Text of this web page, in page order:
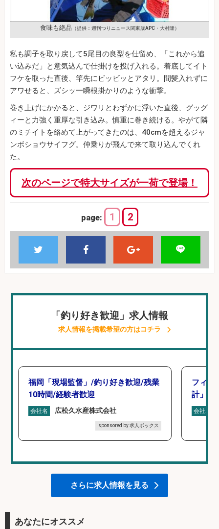
食味も絶品 （提供：週刊つりニュース関東版APC・大村隆）
私も調子を取り戻して5尾目の良型を仕留め、「これから追
い込みだ」と意気込んで仕掛けを投げ入れる。着底してイト
フケを取った直後、竿先にビッビッとアタリ。間髪入れずに
アワせると、ズシッ一瞬根掛かりのような衝撃。
巻き上げにかかると、ジワリとわずかに浮いた直後、グッグ
ィーと力強く重厚な引き込み。慎重に巻き続ける。やがて隣
のミチイトを絡めて上がってきたのは、40cmを超えるジャ
ンボショウサイフグ。仲乗りが飛んで来て取り込んでくれ
た。
次のページで特大サイズが一荷で登場！
page: 1 2
「釣り好き歓迎」求人情報
求人情報を掲載希望の方はコチラ
福岡「現場監督」/釣り好き歓迎/残業
10時間/経験者歓迎
会社名 広松久水産株式会社
sponsored by 求人ボックス
フィッ
計」
会社名
さらに求人情報を見る
あなたにオススメ